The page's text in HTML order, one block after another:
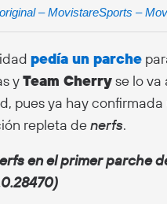
– MovistareSports –
pedía un parche
yTeam Cherryse lo va
pues ya hay confirmada
repleta denerfs.
en el primer parche